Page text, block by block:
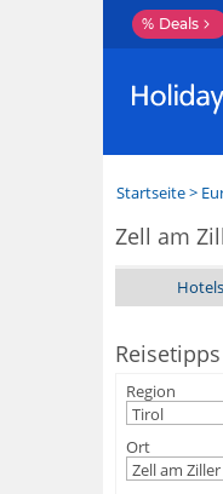
% Deals
Startseite>
Zell am
Hotels
Region
Ort